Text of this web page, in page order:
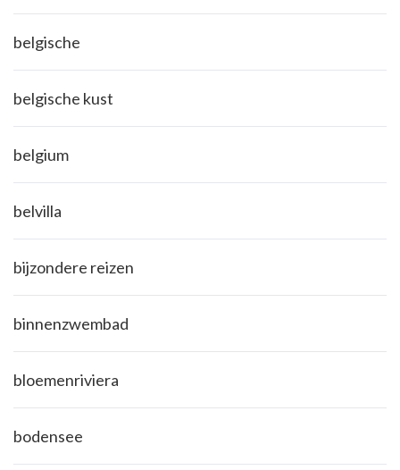
belgische
belgische kust
belgium
belvilla
bijzondere reizen
binnenzwembad
bloemenriviera
bodensee